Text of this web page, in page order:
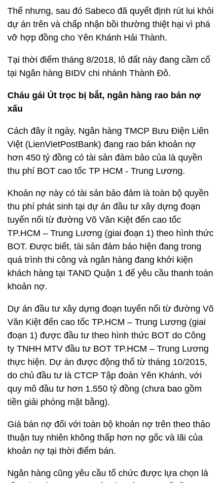
Thế nhưng, sau đó Sabeco đã quyết định rút lui khỏi
dự án trên và chấp nhận bồi thường thiệt hại vì phá
vỡ hợp đồng cho Yên Khánh Hải Thành.
Tại thời điểm tháng 8/2018, lô đất này đang cầm cố
tại Ngân hàng BIDV chi nhánh Thành Đô.
Cháu gái Út trọc bị bắt, ngân hàng rao bán nợ
xấu
Cách đây ít ngày, Ngân hàng TMCP Bưu Điện Liên
Việt (LienVietPostBank) đang rao bán khoản nợ
hơn 450 tỷ đồng có tài sản đảm bảo của là quyền
thu phí BOT cao tốc TP HCM - Trung Lương.
Khoản nợ này có tài sản bảo đảm là toàn bộ quyền
thu phí phát sinh tại dự án đầu tư xây dựng đoạn
tuyến nối từ đường Võ Văn Kiệt đến cao tốc
TP.HCM – Trung Lương (giai đoạn 1) theo hình thức
BOT. Được biết, tài sản đảm bảo hiện đang trong
quá trình thi công và ngân hàng đang khởi kiện
khách hàng tại TAND Quận 1 để yêu cầu thanh toán
khoản nợ.
Dự án đầu tư xây dựng đoạn tuyến nối từ đường Võ
Văn Kiệt đến cao tốc TP.HCM – Trung Lương (giai
đoạn 1) được đầu tư theo hình thức BOT do Công
ty TNHH MTV đầu tư BOT TP.HCM – Trung Lương
thực hiện. Dự án được động thổ từ tháng 10/2015,
do chủ đầu tư là CTCP Tập đoàn Yên Khánh, với
quy mô đầu tư hơn 1.550 tỷ đồng (chưa bao gồm
tiền giải phóng mặt bằng).
Giá bán nợ đối với toàn bộ khoản nợ trên theo thảo
thuận tuy nhiên không thấp hơn nợ gốc và lãi của
khoản nợ tại thời điểm bán.
Ngân hàng cũng yêu cầu tổ chức được lựa chọn là